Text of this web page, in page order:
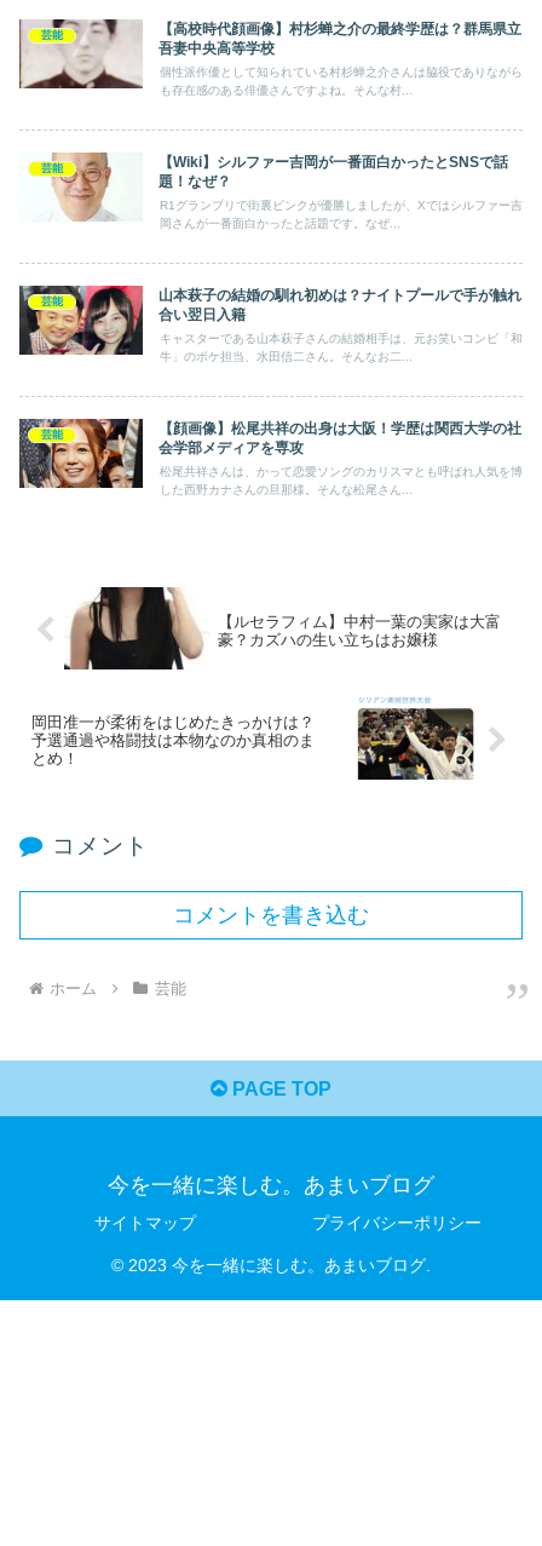
芸能
【高校時代顔画像】村杉蝉之介の最終学歴は？群馬県立
吾妻中央高等学校
個性派作優として知られている村杉蝉之介さんは脇役でありながら
も存在感のある俳優さんですよね。そんな村...
芸能
【Wiki】シルファー吉岡が一番面白かったとSNSで話
題！なぜ？
R1グランプリで街裏ピンクが優勝しましたが、Xではシルファー吉
岡さんが一番面白かったと話題です。なぜ...
芸能
山本萩子の結婚の馴れ初めは？ナイトプールで手が触れ
合い翌日入籍
キャスターである山本萩子さんの結婚相手は、元お笑いコンビ「和
牛」のボケ担当、水田信二さん。そんなお二...
芸能
【顔画像】松尾共祥の出身は大阪！学歴は関西大学の社
会学部メディアを専攻
松尾共祥さんは、かって恋愛ソングのカリスマとも呼ばれ人気を博
した西野カナさんの旦那様。そんな松尾さん...
【ルセラフィム】中村一葉の実家は大富
豪？カズハの生い立ちはお嬢様
岡田准一が柔術をはじめたきっかけは？
予選通過や格闘技は本物なのか真相のま
とめ！
コメント
コメントを書き込む
ホーム 芸能
PAGE TOP
今を一緒に楽しむ。あまいブログ
サイトマップ プライバシーポリシー
© 2023 今を一緒に楽しむ。あまいブログ.